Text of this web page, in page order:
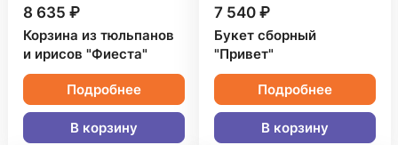
8 635 ₽
Корзина из тюльпанов
и ирисов "Фиеста"
Подробнее
В корзину
7 540 ₽
Букет сборный
"Привет"
Подробнее
В корзину